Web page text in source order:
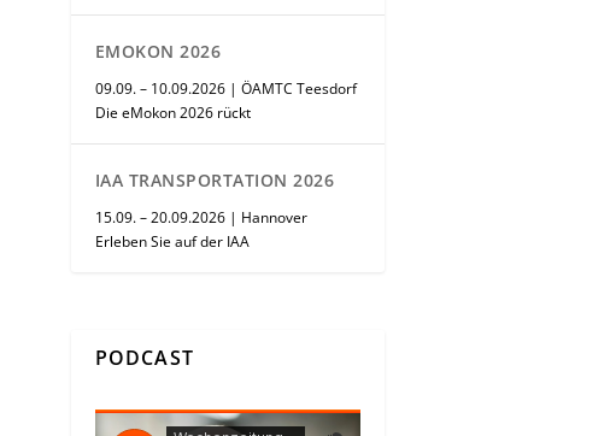
EMOKON 2026
09.09. – 10.09.2026 | ÖAMTC Teesdorf
Die eMokon 2026 rückt
IAA TRANSPORTATION 2026
15.09. – 20.09.2026 | Hannover
Erleben Sie auf der IAA
PODCAST